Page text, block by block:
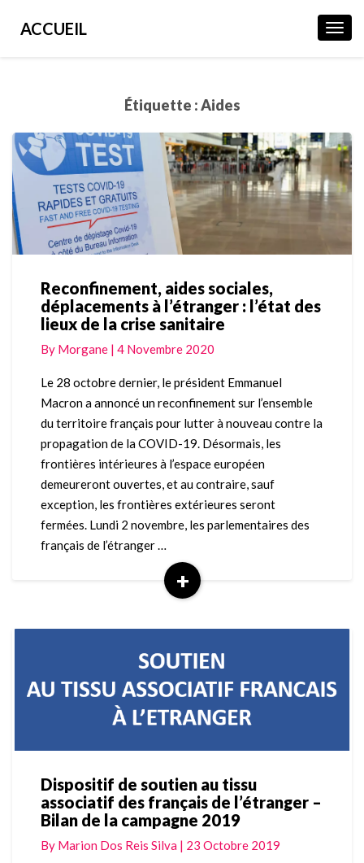
ACCUEIL
Étiquette :Aides
Reconfinement,
aides
sociales,
déplacements
à
l’étranger
l’état
des
lieux
de
la
crise
sanitaire
Reconfinement, aides sociales,
déplacements à l’étranger : l’état des
lieux de la crise sanitaire
By Morgane | 4 Novembre 2020
Le 28 octobre dernier, le président Emmanuel
Macron a annoncé un reconfinement sur l’ensemble
du territoire français pour lutter à nouveau contre la
propagation de la COVID-19. Désormais, les
frontières intérieures à l’espace européen
demeureront ouvertes, et au contraire, sauf
exception, les frontières extérieures seront
fermées. Lundi 2 novembre, les parlementaires des
français de l’étranger …
+
Read
Dispositif
de
soutien
tissu
Dispositif de soutien au tissu
associatif des français de l’étranger –
Bilan de la campagne 2019
By Marion Dos Reis Silva | 23 Octobre 2019